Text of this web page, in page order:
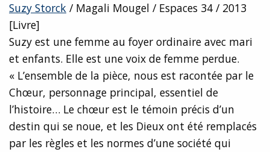
Suzy Storck / Magali Mougel / Espaces 34 / 2013
[Livre]
Suzy est une femme au foyer ordinaire avec mari
et enfants. Elle est une voix de femme perdue.
« L’ensemble de la pièce, nous est racontée par le
Chœur, personnage principal, essentiel de
l’histoire… Le chœur est le témoin précis d’un
destin qui se noue, et les Dieux ont été remplacés
par les règles et les normes d’une société qui